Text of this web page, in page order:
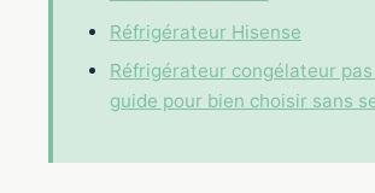
Réfrigérateur Hisense
Réfrigérateur congélateur
guide pour bien choisir sans